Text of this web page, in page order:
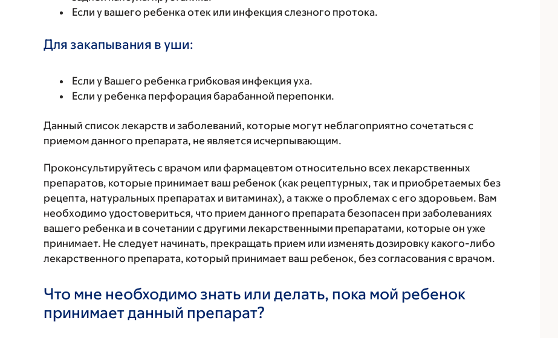
Если у вашего ребенка отек или инфекция слезного протока.
Для закапывания в уши:
Если у Вашего ребенка грибковая инфекция уха.
Если у ребенка перфорация барабанной перепонки.
Данный список лекарств и заболеваний, которые могут неблагоприятно сочетаться с
приемом данного препарата, не является исчерпывающим.
Проконсультируйтесь с врачом или фармацевтом относительно всех лекарственных
препаратов, которые принимает ваш ребенок (как рецептурных, так и приобретаемых без
рецепта, натуральных препаратах и витаминах), а также о проблемах с его здоровьем. Вам
необходимо удостовериться, что прием данного препарата безопасен при заболеваниях
вашего ребенка и в сочетании с другими лекарственными препаратами, которые он уже
принимает. Не следует начинать, прекращать прием или изменять дозировку какого-либо
лекарственного препарата, который принимает ваш ребенок, без согласования с врачом.
Что мне необходимо знать или делать, пока мой ребенок
принимает данный препарат?